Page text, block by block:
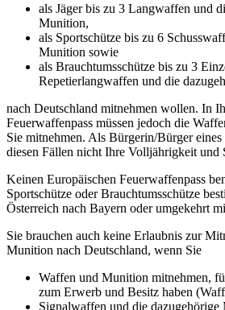
als Jäger bis zu 3 Langwaffen und
Munition,
als Sportschütze bis zu 6
Munition sowie
als Brauchtumsschütze bis zu 3
Repetierlangwaffen und die
nach Deutschland mitnehmen wollen. In
Feuerwaffenpass müssen jedoch die
Sie mitnehmen. Als Bürgerin/Bürger eines
diesen Fällen nicht Ihre Volljährigkeit und
Keinen Europäischen Feuerwaffenpass
Sportschütze oder Brauchtumsschütze
Österreich nach Bayern oder umgekehrt
Sie brauchen auch keine Erlaubnis zur
Munition nach Deutschland, wenn Sie
Waffen und Munition mitnehmen,
zum Erwerb und Besitz haben
Signalwaffen und die dazugehörige